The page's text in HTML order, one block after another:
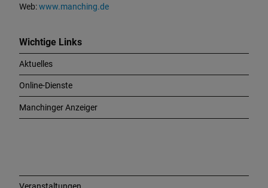
Web:www.manching.de
Wichtige Links
Aktuelles
Online-Dienste
Manchinger Anzeiger